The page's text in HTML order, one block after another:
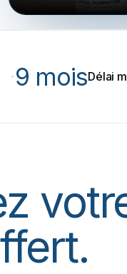
moisDélai moyen